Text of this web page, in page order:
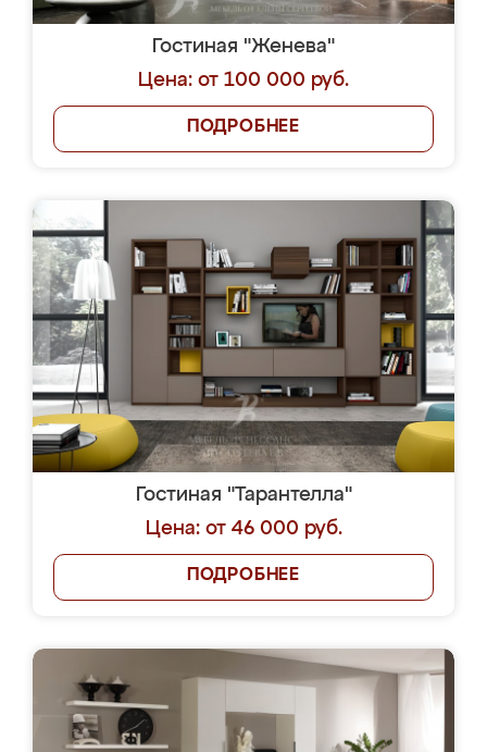
Гостиная "Женева"
Цена: от 100 000 руб.
ПОДРОБНЕЕ
Гостиная "Тарантелла"
Цена: от 46 000 руб.
ПОДРОБНЕЕ